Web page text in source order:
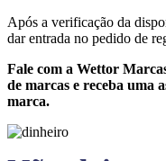
Após a verificação da
dar entrada no pedido de
Fale com a Wettor
de marcas e receba uma
marca.